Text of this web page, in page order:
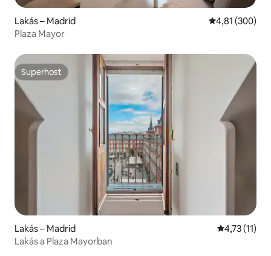
Lakás – Madrid Átlagos
4,81 (300)
Plaza Mayor
Superhost
Superhost
Lakás – Madrid Átlagos
4,73 (11)
Lakás a Plaza Mayorban